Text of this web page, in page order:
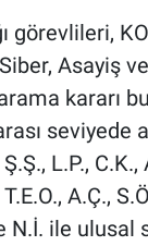
görevlileri,
Asayiş
kararı
seviyede
L.P., C.K.,
A.Ç.,
N.İ. ile ulusal